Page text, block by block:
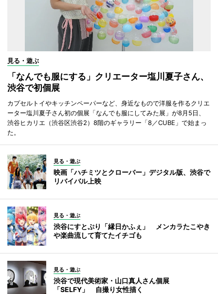
見る・遊ぶ
「なんでも服にする」クリエーター塩川夏子さん、
渋谷で初個展
カプセルトイやキッチンペーパーなど、身近なもので洋服を作るクリエ
ーター塩川夏子さん初の個展「なんでも服にしてみた展」が8月5日、
渋谷ヒカリエ（渋谷区渋谷2）8階のギャラリー「8／CUBE」で始まっ
た。
見る・遊ぶ
映画「ハチミツとクローバー」デジタル版、渋谷で
リバイバル上映
見る・遊ぶ
渋谷にすとぷり「縁日かふぇ」 メンカラたこやき
や楽曲流して育てたイチゴも
見る・遊ぶ
渋谷で現代美術家・山口真人さん個展
「SELFY」 自撮り女性描く